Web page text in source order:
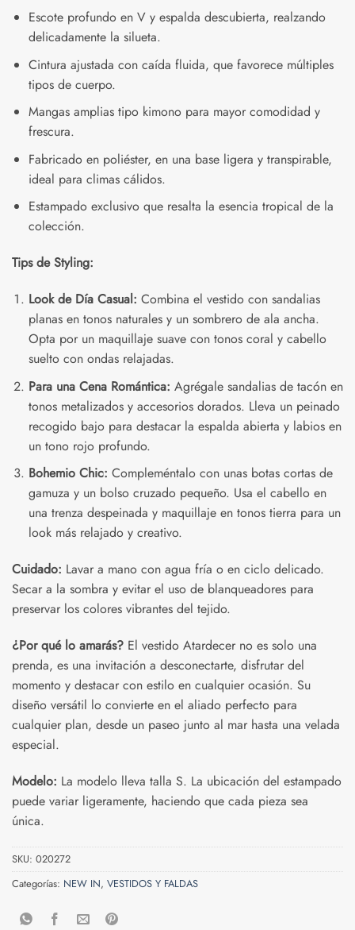
Escote profundo en V y espalda descubierta, realzando
delicadamente la silueta.
Cintura ajustada con caída fluida, que favorece múltiples
tipos de cuerpo.
Mangas amplias tipo kimono para mayor comodidad y
frescura.
Fabricado en poliéster, en una base ligera y transpirable,
ideal para climas cálidos.
Estampado exclusivo que resalta la esencia tropical de la
colección.
Tips de Styling:
Look de Día Casual: Combina el vestido con sandalias
planas en tonos naturales y un sombrero de ala ancha.
Opta por un maquillaje suave con tonos coral y cabello
suelto con ondas relajadas.
Para una Cena Romántica: Agrégale sandalias de tacón en
tonos metalizados y accesorios dorados. Lleva un peinado
recogido bajo para destacar la espalda abierta y labios en
un tono rojo profundo.
Bohemio Chic: Compleméntalo con unas botas cortas de
gamuza y un bolso cruzado pequeño. Usa el cabello en
una trenza despeinada y maquillaje en tonos tierra para un
look más relajado y creativo.
Cuidado: Lavar a mano con agua fría o en ciclo delicado.
Secar a la sombra y evitar el uso de blanqueadores para
preservar los colores vibrantes del tejido.
¿Por qué lo amarás? El vestido Atardecer no es solo una
prenda, es una invitación a desconectarte, disfrutar del
momento y destacar con estilo en cualquier ocasión. Su
diseño versátil lo convierte en el aliado perfecto para
cualquier plan, desde un paseo junto al mar hasta una velada
especial.
Modelo: La modelo lleva talla S. La ubicación del estampado
puede variar ligeramente, haciendo que cada pieza sea
única.
SKU: 020272
Categorías: NEW IN, VESTIDOS Y FALDAS